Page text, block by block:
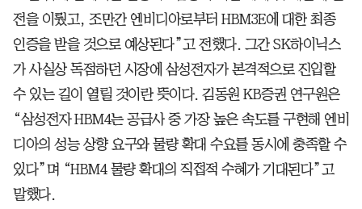
전을 이뤘고, 조만간 엔비디아로부터 HBM3E에 대한 최종
인증을 받을 것으로 예상된다”고 전했다. 그간 SK하이닉스
가 사실상 독점하던 시장에 삼성전자가 본격적으로 진입할
수 있는 길이 열릴 것이란 뜻이다. 김동원 KB증권 연구원은
“삼성전자 HBM4는 공급사 중 가장 높은 속도를 구현해 엔비
디아의 성능 상향 요구와 물량 확대 수요를 동시에 충족할 수
있다”며 “HBM4 물량 확대의 직접적 수혜가 기대된다”고
말했다.